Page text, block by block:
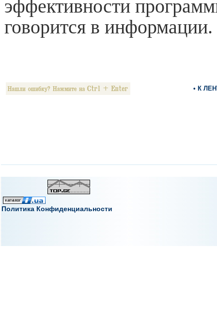
эффективности
говорится в информации.
• К
Политика Конфиденциальности